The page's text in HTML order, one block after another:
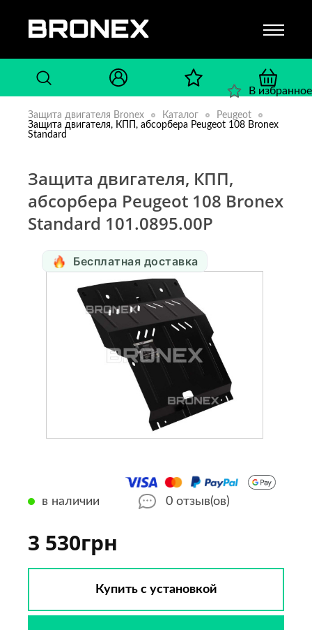
Защита двигателя Bronex Каталог
Peugeot
Защита двигателя, КПП, абсорбера Peugeot 108 Bronex
Standard
Защита двигателя, КПП,
абсорбера Peugeot 108 Bronex
Standard 101.0895.00P
Бесплатная доставка
3 530грн
В избранное
Купить с установкой
в наличии 0 отзыв(ов)